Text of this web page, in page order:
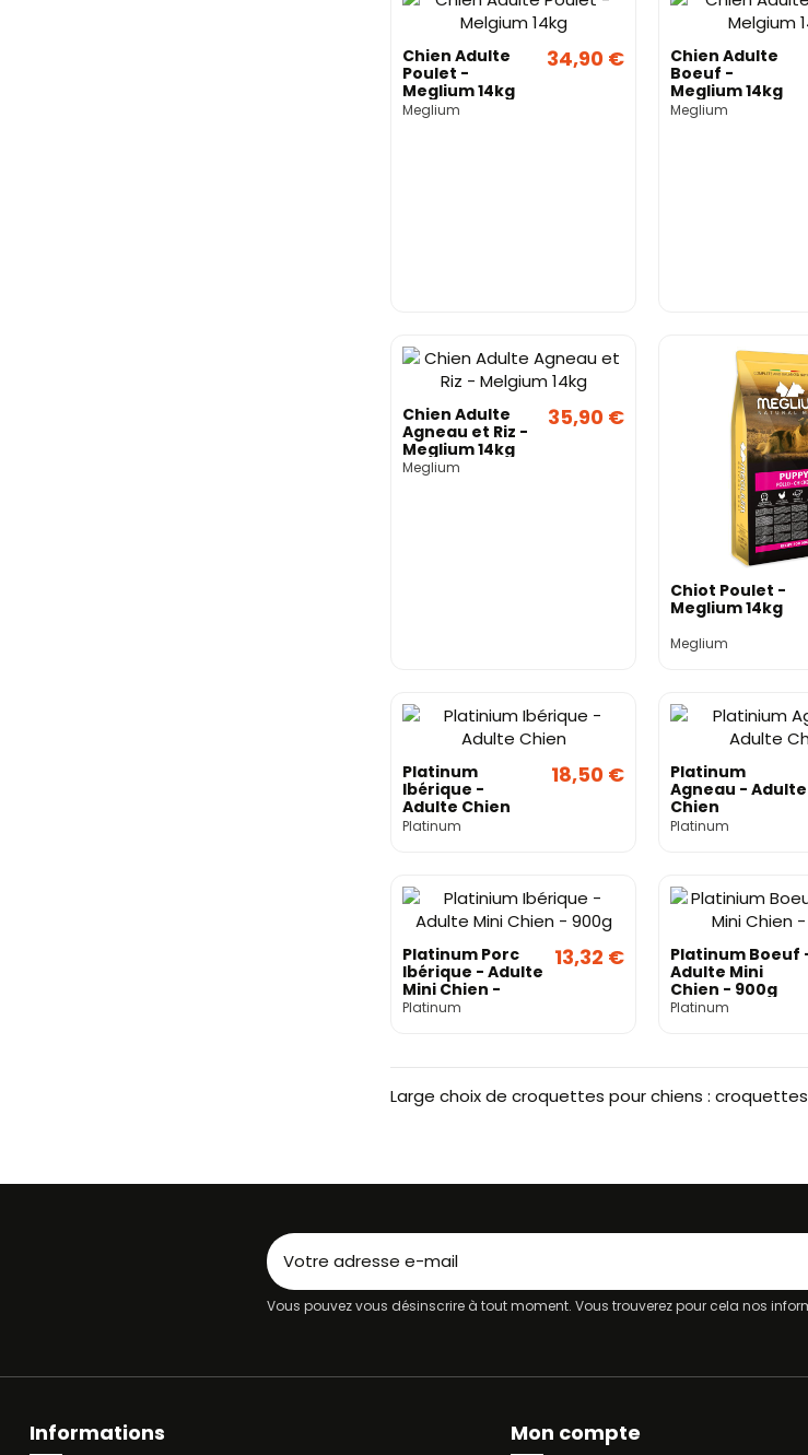
Chien Adulte
Poulet -
Meglium 14kg
Meglium
34,90 €
Chien Adulte
Boeuf -
Meglium 14kg
Meglium
Chien Adulte
Agneau et Riz -
Meglium 14kg
Meglium
35,90 €
Chiot Poulet -
Meglium 14kg
Meglium
Platinum
Ibérique -
Adulte Chien
Platinum
18,50 €
Platinum
Agneau - Adulte
Chien
Platinum
Platinum Porc
Ibérique - Adulte
Mini Chien -
900g
Platinum
13,32 €
Platinum Boeuf
Adulte Mini
Chien - 900g
Platinum
Large choix de croquettes pour chiens :
Vous pouvez vous désinscrire à tout moment. Vous trouverez pour cela nos
Informations Mon compte